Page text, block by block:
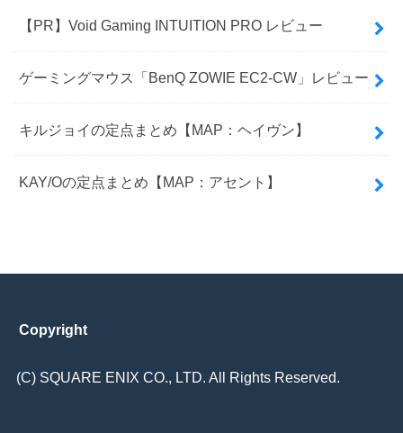
【PR】Void Gaming INTUITION PRO レビュー
ゲーミングマウス「BenQ ZOWIE EC2-CW」レビュー
キルジョイの定点まとめ【MAP：ヘイヴン】
KAY/Oの定点まとめ【MAP：アセント】
Copyright
(C) SQUARE ENIX CO., LTD. All Rights Reserved.